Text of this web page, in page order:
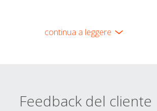
continua a leggere
Feedback del cliente